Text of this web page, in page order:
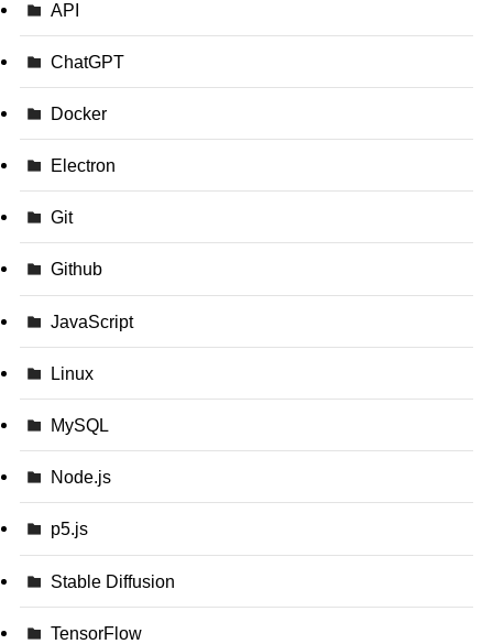
API
ChatGPT
Docker
Electron
Git
Github
JavaScript
Linux
MySQL
Node.js
p5.js
Stable Diffusion
TensorFlow